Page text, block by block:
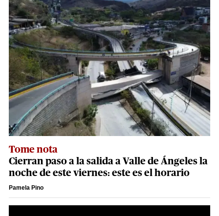
Tome nota
Cierran paso a la salida a Valle de Ángeles la
noche de este viernes: este es el horario
Pamela Pino